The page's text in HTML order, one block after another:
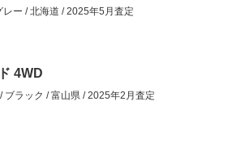
レー /北海道 /2025年5月査定
4WD
/ ブラック /富山県 /2025年2月査定